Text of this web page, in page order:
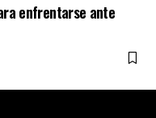
enfrentarse ante